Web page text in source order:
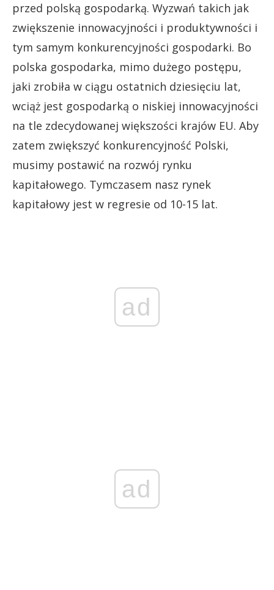
przed polską gospodarką. Wyzwań takich jak
zwiększenie innowacyjności i produktywności i
tym samym konkurencyjności gospodarki. Bo
polska gospodarka, mimo dużego postępu,
jaki zrobiła w ciągu ostatnich dziesięciu lat,
wciąż jest gospodarką o niskiej innowacyjności
na tle zdecydowanej większości krajów EU. Aby
zatem zwiększyć konkurencyjność Polski,
musimy postawić na rozwój rynku
kapitałowego. Tymczasem nasz rynek
kapitałowy jest w regresie od 10-15 lat.
ad
ad